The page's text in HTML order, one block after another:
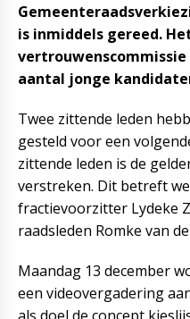
is inmiddels gereed.
vertrouwenscommissie
aantal jonge
Twee zittende leden
gesteld voor een
zittende leden is de
verstreken. Dit betreft
fractievoorzitter Lydeke
raadsleden Romke van
Maandag 13 december
een videovergadering